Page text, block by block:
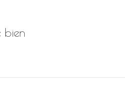
bien